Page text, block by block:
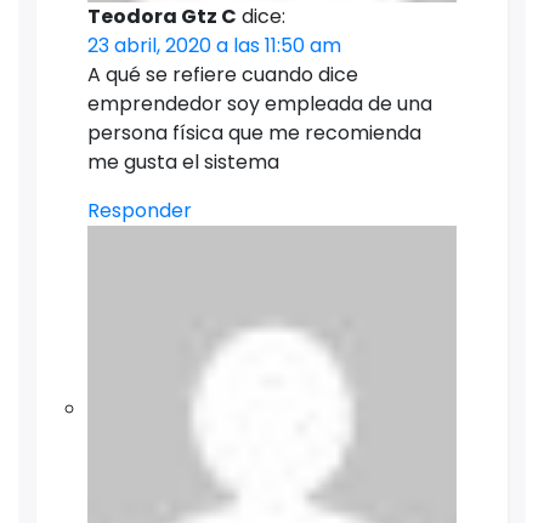
Teodora Gtz C dice:
23 abril, 2020 a las 11:50 am
A qué se refiere cuando dice
emprendedor soy empleada de una
persona física que me recomienda
me gusta el sistema
Responder